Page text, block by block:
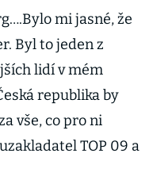
mi jasné, že
Byl to jeden z
lidí v mém
republika by
vše, co pro ni
TOP 09 a